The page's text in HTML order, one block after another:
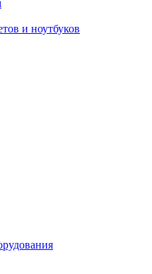
и ноутбуков